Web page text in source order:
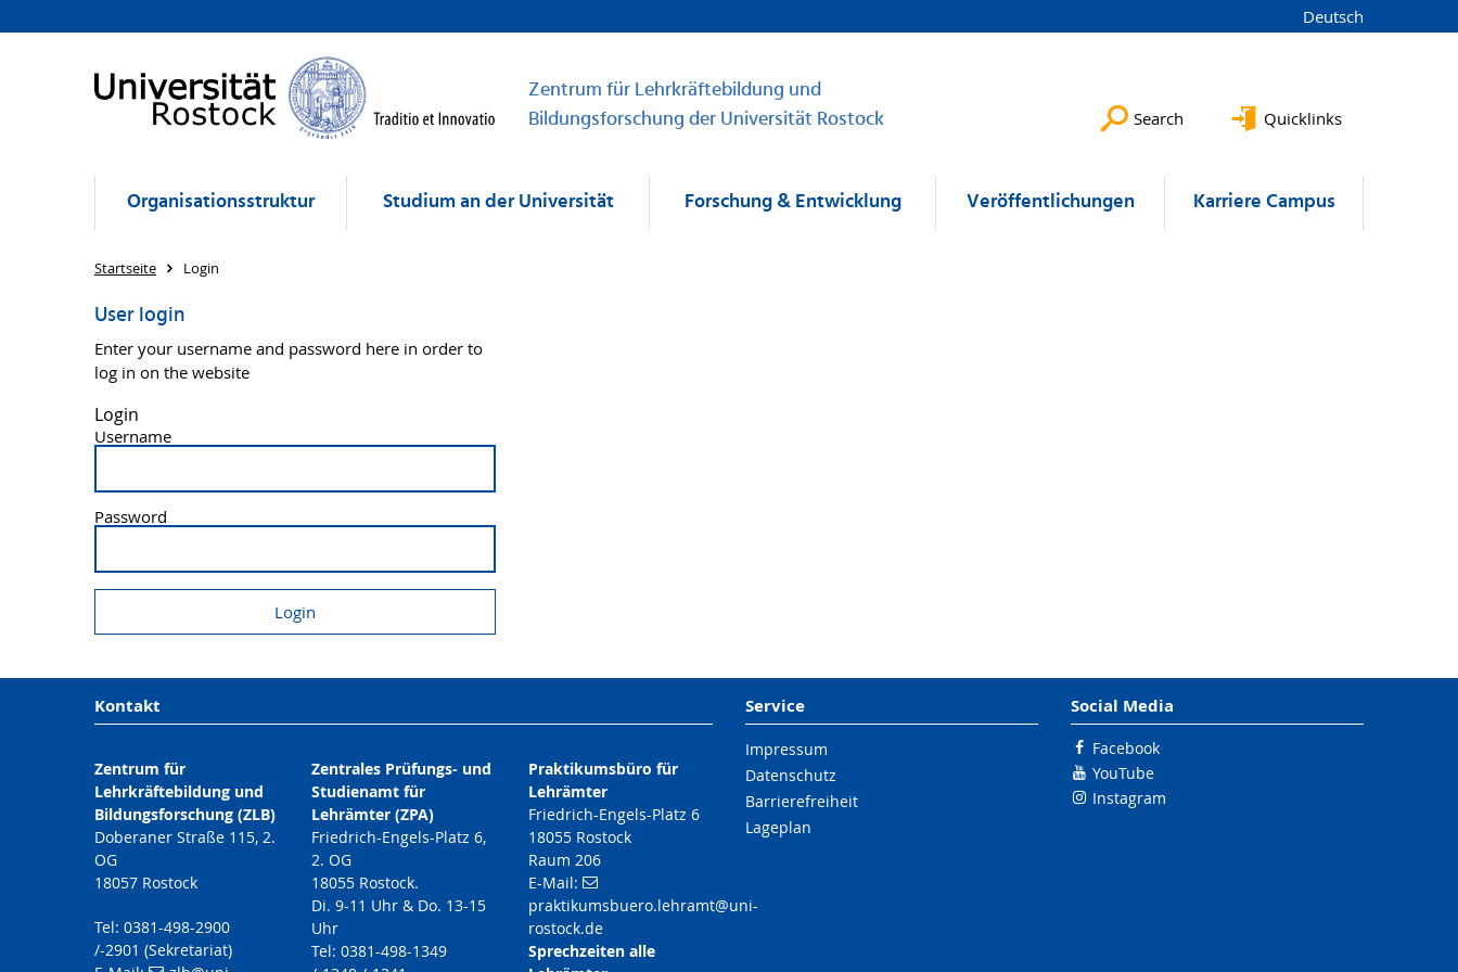
Deutsch
Zentrum für Lehrkräftebildung und
Bildungsforschung der Universität Rostock
Search Quicklinks
Organisationsstruktur Studium an der Universität Forschung & Entwicklung Veröffentlichungen Karriere Campus
Startseite Login
User login
Enter your username and password here in order to
log in on the website
Login
Username
Password
Kontakt
Zentrum für
Lehrkräftebildung und
Bildungsforschung (ZLB)
Doberaner Straße 115, 2.
OG
18057 Rostock
Tel: 0381-498-2900
/-2901 (Sekretariat)
Zentrales Prüfungs- und
Studienamt für
Lehrämter (ZPA)
Friedrich-Engels-Platz 6,
2. OG
18055 Rostock.
Di. 9-11 Uhr & Do. 13-15
Uhr
Tel: 0381-498-1349
Praktikumsbüro für
Lehrämter
Friedrich-Engels-Platz 6
18055 Rostock
Raum 206
E-Mail:
praktikumsbuero.lehramt@uni-
rostock.de
Sprechzeiten alle
Service
Impressum
Datenschutz
Barrierefreiheit
Lageplan
Social Media
Facebook
YouTube
Instagram